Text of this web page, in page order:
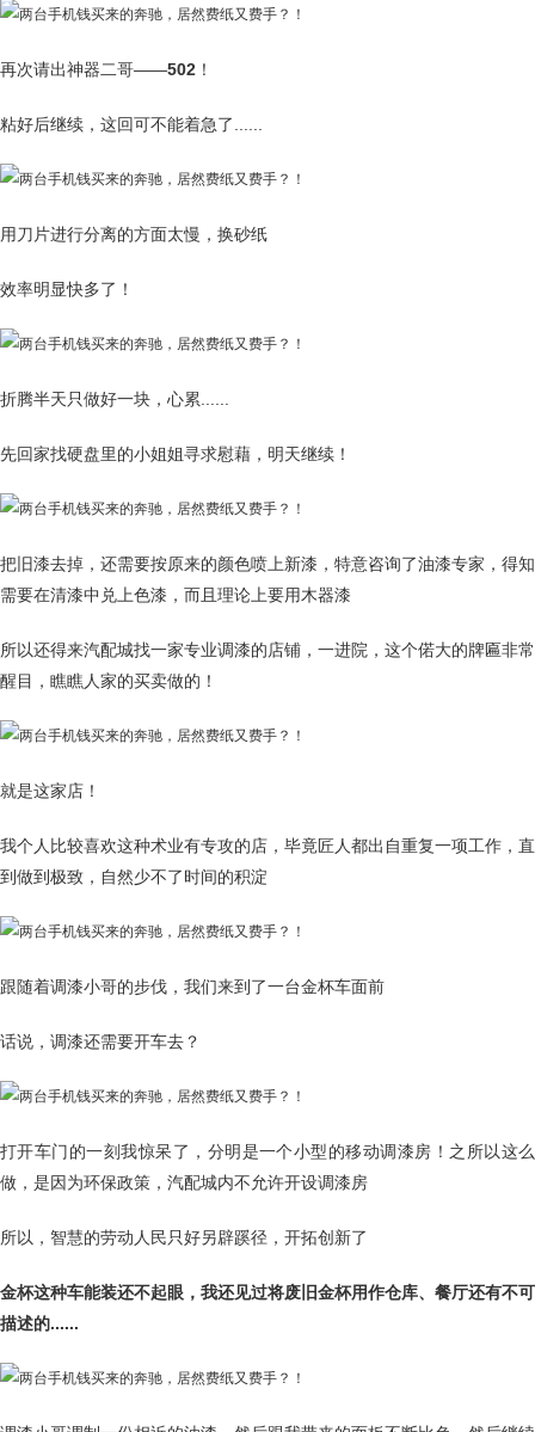
再次请出神器二哥——502 ！
粘好后继续，这回可不能着急了......
用刀片进行分离的方面太慢，换砂纸
效率明显快多了！
折腾半天只做好一块，心累......
先回家找硬盘里的小姐姐寻求慰藉，明天继续！
把旧漆去掉，还需要按原来的颜色喷上新漆，特意咨询了油漆专家，得知
需要在清漆中兑上色漆，而且理论上要用木器漆
所以还得来汽配城找一家专业调漆的店铺，一进院，这个偌大的牌匾非常
醒目，瞧瞧人家的买卖做的！
就是这家店！
我个人比较喜欢这种术业有专攻的店，毕竟匠人都出自重复一项工作，直
到做到极致，自然少不了时间的积淀
跟随着调漆小哥的步伐，我们来到了一台金杯车面前
话说，调漆还需要开车去？
打开车门的一刻我惊呆了，分明是一个小型的移动调漆房！之所以这么
做，是因为环保政策，汽配城内不允许开设调漆房
所以，智慧的劳动人民只好另辟蹊径，开拓创新了
金杯这种车能装还不起眼，我还见过将废旧金杯用作仓库、餐厅还有不可
描述的......